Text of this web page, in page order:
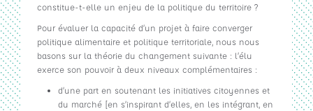
constitue-t-elle un enjeu de la politique du territoire ?
Pour évaluer la capacité d’un projet à faire converger
politique alimentaire et politique territoriale, nous nous
basons sur la théorie du changement suivante : l’élu
exerce son pouvoir à deux niveaux complémentaires :
d’une part en soutenant les initiatives citoyennes et
du marché [en s’inspirant d’elles, en les intégrant, en